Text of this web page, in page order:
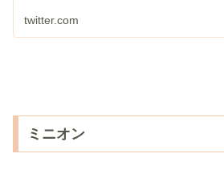
twitter.com
ミニオン